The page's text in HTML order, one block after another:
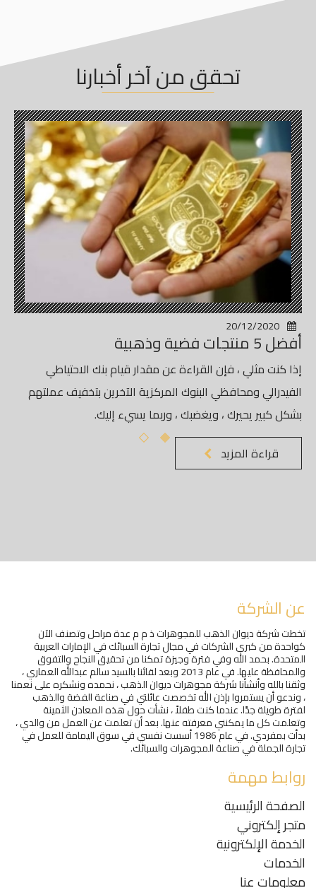
تحقق من آخر أخبارنا
أفضل 5 منتجات فضية وذهبية
إذا كنت مثلي ، فإن القراءة عن مقدار قيام بنك الاحتياطي
الفيدرالي ومحافظي البنوك المركزية الآخرين بتخفيف عملتهم
بشكل كبير يحيرك ، ويغضبك ، وربما يسيء إليك.
قراءة المزيد
عن الشركة
تخطت شركة ديوان الذهب للمجوهرات ذ م م عدة مراحل وتصنف الآن
كواحدة من كبرى الشركات في مجال تجارة السبائك في الإمارات العربية
المتحدة. بحمد الله وفي فترة وجيزة تمكنا من تحقيق النجاح والتفوق
والمحافظة عليها. في عام 2013 وبعد لقائنا بالسيد سالم عبدالله العماري ،
وثقنا بالله وأنشأنا شركة مجوهرات ديوان الذهب ، نحمده ونشكره على نعمنا
، وندعو أن يستمروا بإذن الله تخصصت عائلتي في صناعة الفضة والذهب
لفترة طويلة جدًا. عندما كنت طفلاً ، نشأت حول هذه المعادن الثمينة
وتعلمت كل ما يمكنني معرفته عنها. بعد أن تعلمت عن العمل من والدي ،
بدأت بمفردي. في عام 1986 أسست نفسي في سوق اليمامة للعمل في
تجارة الجملة في صناعة المجوهرات والسبائك.
روابط مهمة
الصفحة الرئيسية
متجر إلكتروني
الخدمة الإلكترونية
الخدمات
معلومات عنا